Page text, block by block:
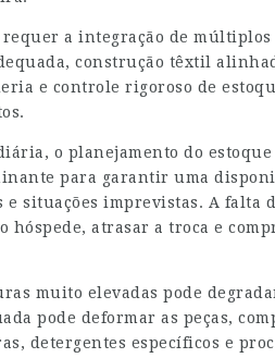
a integração de
construção têxtil
e controle rigoroso de
o planejamento do
para garantir uma
situações imprevistas. A falta
atrasar a troca e
muito elevadas pode
pode deformar as peças,
detergentes específicos e